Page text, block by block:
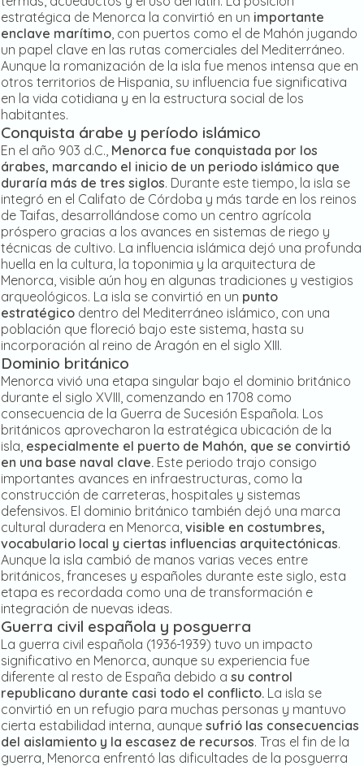
estratégica de Menorca la convirtió en un importante
enclave marítimo, con puertos como el de Mahón jugando
un papel clave en las rutas comerciales del Mediterráneo.
Aunque la romanización de la isla fue menos intensa que en
otros territorios de Hispania, su influencia fue significativa
en la vida cotidiana y en la estructura social de los
habitantes.
Conquista árabe y período islámico
En el año 903 d.C., Menorca fue conquistada por los
árabes, marcando el inicio de un periodo islámico que
duraría más de tres siglos. Durante este tiempo, la isla se
integró en el Califato de Córdoba y más tarde en los reinos
de Taifas, desarrollándose como un centro agrícola
próspero gracias a los avances en sistemas de riego y
técnicas de cultivo. La influencia islámica dejó una profunda
huella en la cultura, la toponimia y la arquitectura de
Menorca, visible aún hoy en algunas tradiciones y vestigios
arqueológicos. La isla se convirtió en un punto
estratégico dentro del Mediterráneo islámico, con una
población que floreció bajo este sistema, hasta su
incorporación al reino de Aragón en el siglo XIII.
Dominio británico
Menorca vivió una etapa singular bajo el dominio británico
durante el siglo XVIII, comenzando en 1708 como
consecuencia de la Guerra de Sucesión Española. Los
británicos aprovecharon la estratégica ubicación de la
isla, especialmente el puerto de Mahón, que se convirtió
en una base naval clave. Este periodo trajo consigo
importantes avances en infraestructuras, como la
construcción de carreteras, hospitales y sistemas
defensivos. El dominio británico también dejó una marca
cultural duradera en Menorca, visible en costumbres,
vocabulario local y ciertas influencias arquitectónicas.
Aunque la isla cambió de manos varias veces entre
británicos, franceses y españoles durante este siglo, esta
etapa es recordada como una de transformación e
integración de nuevas ideas.
Guerra civil española y posguerra
La guerra civil española (1936-1939) tuvo un impacto
significativo en Menorca, aunque su experiencia fue
diferente al resto de España debido a su control
republicano durante casi todo el conflicto. La isla se
convirtió en un refugio para muchas personas y mantuvo
cierta estabilidad interna, aunque sufrió las consecuencias
del aislamiento y la escasez de recursos. Tras el fin de la
guerra, Menorca enfrentó las dificultades de la posguerra